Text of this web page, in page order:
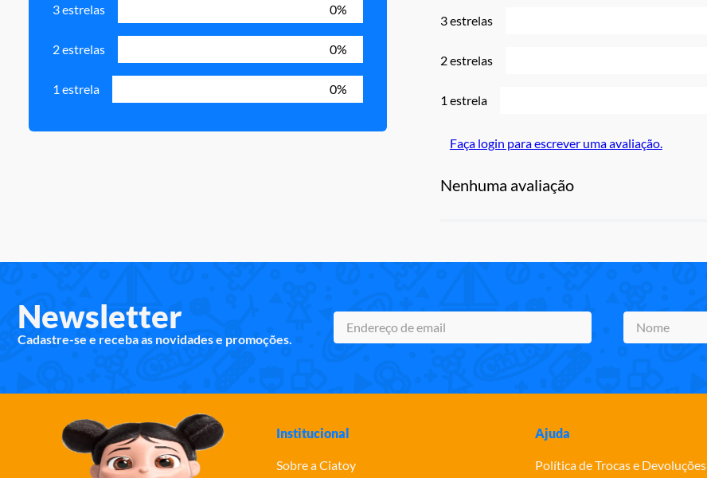
3 estrelas 0%
2 estrelas 0%
1 estrela 0%
3 estrelas
2 estrelas
1 estrela
Faça login para escrever uma avaliação.
Nenhuma avaliação
Newsletter
Cadastre-se e receba as novidades e promoções.
Institucional
Sobre a Ciatoy
Ajuda
Política de Trocas e Devoluções